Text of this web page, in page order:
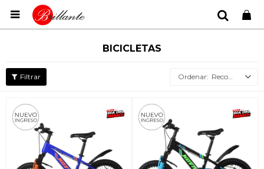

BICICLETAS
Recomendados